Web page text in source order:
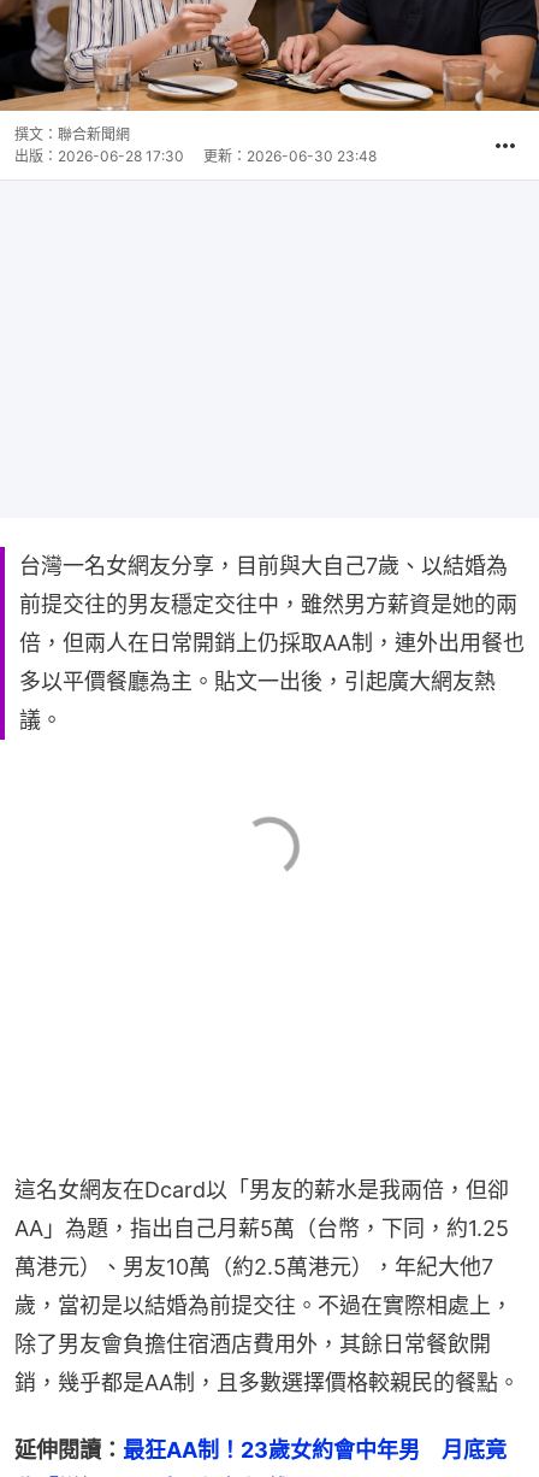
撰文： 聯合新聞網
出版： 2026-06-28 17:30 更新： 2026-06-30 23:48
台灣一名女網友分享，目前與大自己7歲、以結婚為
前提交往的男友穩定交往中，雖然男方薪資是她的兩
倍，但兩人在日常開銷上仍採取AA制，連外出用餐也
多以平價餐廳為主。貼文一出後，引起廣大網友熱
議。
這名女網友在Dcard以「男友的薪水是我兩倍，但卻
AA」為題，指出自己月薪5萬（台幣，下同，約1.25
萬港元）、男友10萬（約2.5萬港元），年紀大他7
歲，當初是以結婚為前提交往。不過在實際相處上，
除了男友會負擔住宿酒店費用外，其餘日常餐飲開
銷，幾乎都是AA制，且多數選擇價格較親民的餐點。
延伸閱讀： 最狂AA制！23歲女約會中年男　月底竟